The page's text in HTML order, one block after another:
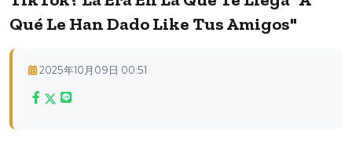
Qué Le Han Dado Like Tus Amigos"
2025年10月09日 00:51